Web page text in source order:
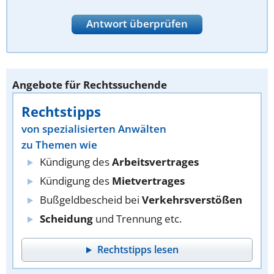
Antwort überprüfen
Angebote für Rechtssuchende
Rechtstipps
von spezialisierten Anwälten
zu Themen wie
Kündigung desArbeitsvertrages
Kündigung des Mietvertrages
Bußgeldbescheid bei Verkehrsverstößen
Scheidung und Trennung etc.
Rechtstipps lesen